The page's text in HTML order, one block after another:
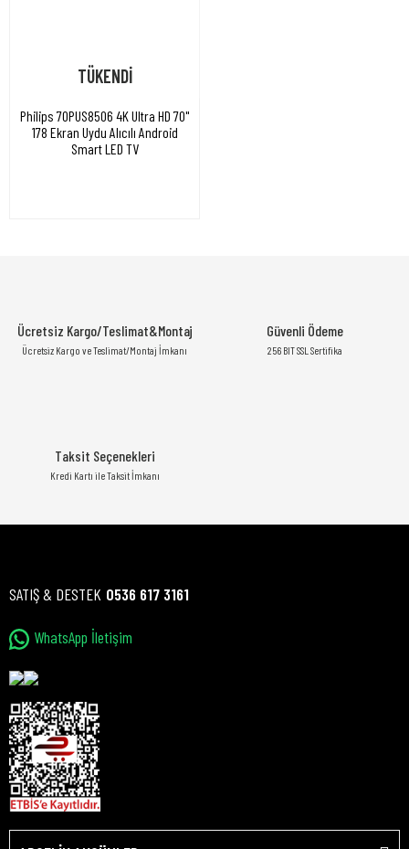
TÜKENDİ
Philips 70PUS8506 4K Ultra HD 70''
178 Ekran Uydu Alıcılı Android
Smart LED TV
Ücretsiz Kargo/Teslimat&Montaj
Ücretsiz Kargo ve Teslimat/Montaj İmkanı
Güvenli Ödeme
256 BIT SSL Sertifika
Taksit Seçenekleri
Kredi Kartı ile Taksit İmkanı
SATIŞ & DESTEK 0536 617 3161
WhatsApp İletişim